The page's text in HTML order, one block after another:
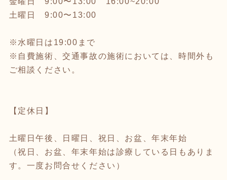
土曜日 9:00〜13:00
※水曜日は19:00まで
※自費施術、交通事故の施術においては、時間外も
ご相談ください。
【定休日】
土曜日午後、日曜日、祝日、お盆、年末年始
（祝日、お盆、年末年始は診療している日もありま
す。一度お問合せください）